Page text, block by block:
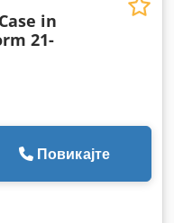
in
21-
Повикајте